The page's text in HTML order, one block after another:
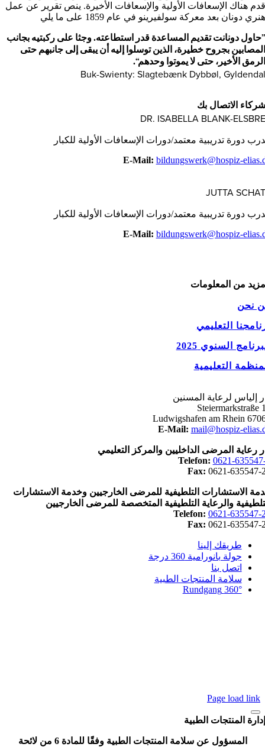
هناك الإسعافات الأولية والإسعافات الأخيرة. ينص تقرير عن عمل
دونان بعد معركة سولفيرينو في عام 1859 على ما يلي
دونانت تقديم المساعدة قدر استطاعته. وجثا على ركبتيه بجانب
بجروح خطيرة، الذين توسلوا إليه أن يبقى إلى جانبهم حتى
الأخير، حتى لا يموتوا وحدهم“.
Buk-Swienty: Slagtebænk Dybbøl,
الاتصال بك
DR. ISABELLA BLANK-
دورة تدريبية معتمد/دورات الإسعافات الأولية للكبار
E-Mail: bildungswerk@hospiz-
JUTTA
دورة تدريبية معتمد/دورات الإسعافات الأولية للكبار
E-Mail: bildungswerk@hospiz-
من المعلومات
نحن
التعليمي
السنوي 2025
التعليمية
إلياس لرعاية المسنين
67065
E-Mail: mail@hospiz-
رعاية المرضى الداخليين والمركز التعليمي
Telefon: 0621-
Fax:0621-
الاستشارات التلطيفية للمرضى الخارجيين وخدمة الاستشارات
والرعاية التلطيفية المتخصصة للمرضى الخارجيين
Telefon: 0621-
Fax:0621-
طريقك إلينا
جولة بانورامية 360 درجة
اتصل بنا
سلامة المنتجات الطبية
360° Rundgang
Page load
المنتجات الطبية
المسؤول عن سلامة المنتجات الطبية وفقًا للمادة 6 من لائحة